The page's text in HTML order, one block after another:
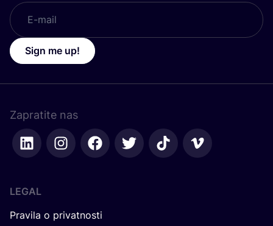
Sign me up!
Zapratite nas
LEGAL
Pravila o privatnosti